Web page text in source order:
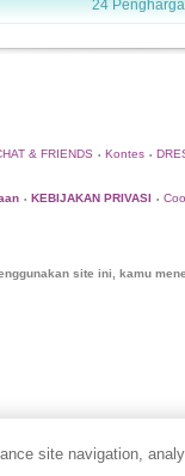
24
& FRIENDS • Kontes •
• KEBIJAKAN PRIVASI •
site ini, kamu
site navigation,